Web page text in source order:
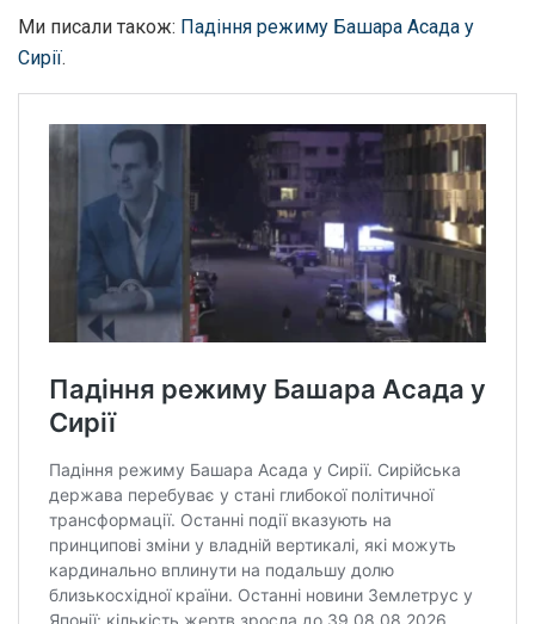
Ми писали також: Падіння режиму Башара Асада у
Сирії.